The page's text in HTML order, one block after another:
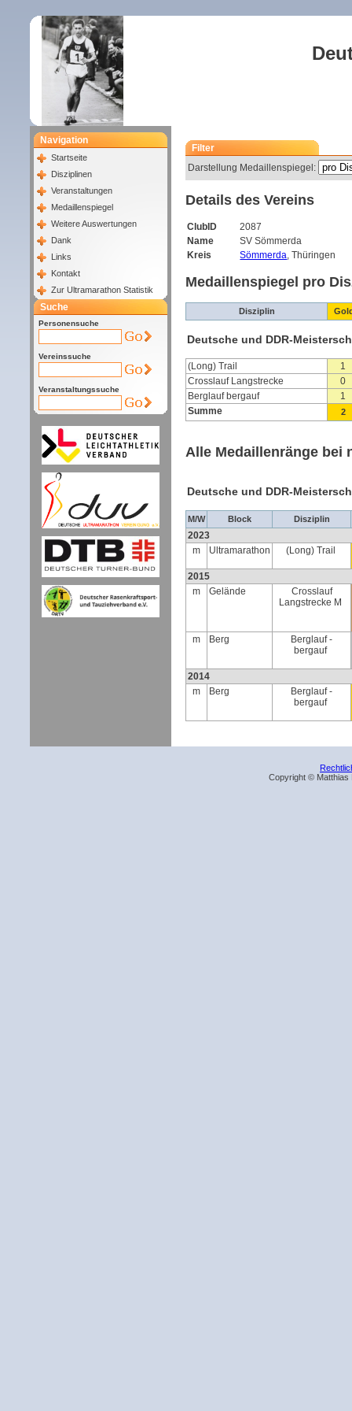
Navigation
Startseite
Disziplinen
Veranstaltungen
Medaillenspiegel
Weitere Auswertungen
Dank
Links
Kontakt
Zur Ultramarathon Statistik
Suche
Personensuche
Vereinssuche
Veranstaltungssuche
Filter
Darstellung Medaillenspiegel:
Details des Vereins
ClubID
2087
Name
SV Sömmerda
Kreis
Sömmerda, Thüringen
Medaillenspiegel pro
Disziplin
Deutsche und DDR-
(Long) Trail
1
Crosslauf Langstrecke
0
Berglauf bergauf
1
Summe
2
Alle Medaillenränge bei
Deutsche und DDR-
M/W Block Disziplin
2023
m
Ultramarathon (Long) Trail
2015
m
Gelände
Crosslauf
Langstrecke M
m Berg
Berglauf -
bergauf
2014
m
Berg
Berglauf -
bergauf
Copyright © Matthias